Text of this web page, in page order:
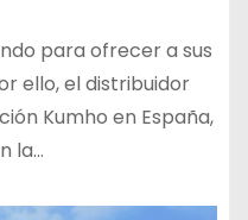
para ofrecer a sus
ello, el distribuidor
Kumho en España,
la…